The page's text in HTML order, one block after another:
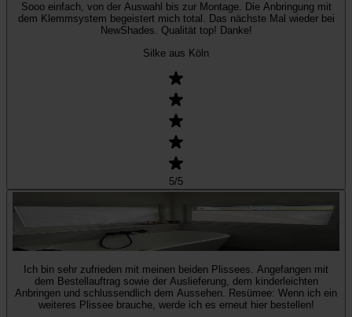
Sooo einfach, von der Auswahl bis zur Montage. Die Anbringung mit
dem Klemmsystem begeistert mich total. Das nächste Mal wieder bei
NewShades. Qualität top! Danke!
Silke aus Köln
5/5
Ich bin sehr zufrieden mit meinen beiden Plissees. Angefangen mit
dem Bestellauftrag sowie der Auslieferung, dem kinderleichten
Anbringen und schlussendlich dem Aussehen. Resümee: Wenn ich ein
weiteres Plissee brauche, werde ich es erneut hier bestellen!